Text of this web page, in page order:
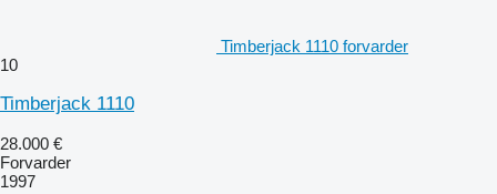
Timberjack 1110 forvarder
10
Timberjack 1110
28.000 €
Forvarder
1997